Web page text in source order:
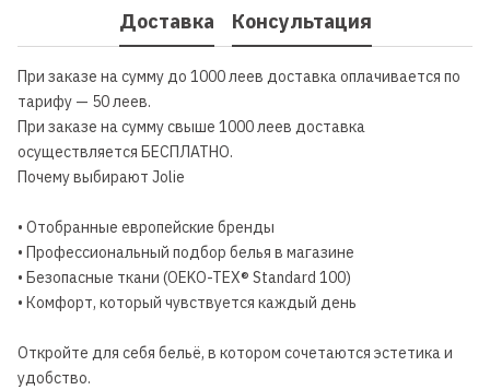
Доставка Консультация
При заказе на сумму до 1000 леев доставка оплачивается по
тарифу — 50 леев.
При заказе на сумму свыше 1000 леев доставка
осуществляется БЕСПЛАТНО.
Почему выбирают Jolie
• Отобранные европейские бренды
• Профессиональный подбор белья в магазине
• Безопасные ткани (OEKO-TEX® Standard 100)
• Комфорт, который чувствуется каждый день
Откройте для себя бельё, в котором сочетаются эстетика и
удобство.